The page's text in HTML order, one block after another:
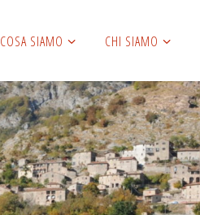
COSA SIAMO CHI SIAMO